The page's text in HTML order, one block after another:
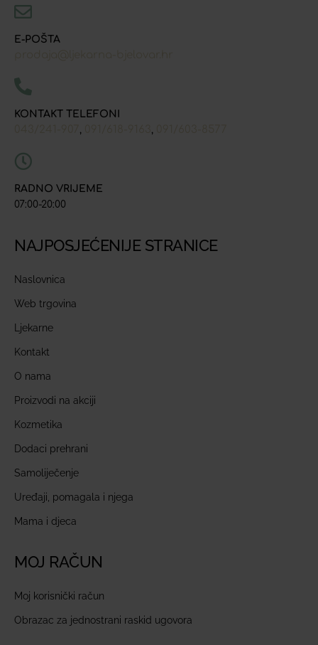
E-POŠTA
KONTAKT TELEFONI
RADNO VRIJEME
07:00-20:00
NAJPOSJEĆENIJE STRANICE
Naslovnica
Web trgovina
Ljekarne
Kontakt
O nama
Proizvodi na akciji
Kozmetika
Dodaci prehrani
Samoliječenje
Uređaji, pomagala i njega
Mama i djeca
MOJ RAČUN
Moj korisnički račun
Obrazac za jednostrani raskid ugovora